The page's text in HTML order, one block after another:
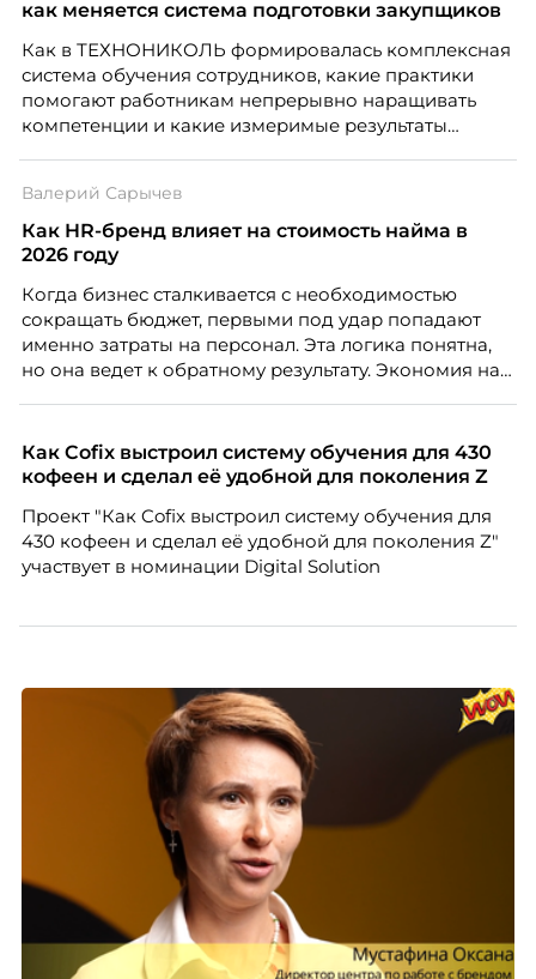
как меняется система подготовки закупщиков
Как в ТЕХНОНИКОЛЬ формировалась комплексная
система обучения сотрудников, какие практики
помогают работникам непрерывно наращивать
компетенции и какие измеримые результаты
закупкам направления «Минеральная изоляция»
компании ТЕХНОНИКОЛЬ.
Валерий Сарычев
Как HR-бренд влияет на стоимость найма в
2026 году
Когда бизнес сталкивается с необходимостью
сокращать бюджет, первыми под удар попадают
именно затраты на персонал. Эта логика понятна,
но она ведет к обратному результату. Экономия на
значит – сокращает доходы бизнеса.
Как Cofix выстроил систему обучения для 430
кофеен и сделал её удобной для поколения Z
Проект "Как Cofix выстроил систему обучения для
430 кофеен и сделал её удобной для поколения Z"
участвует в номинации Digital Solution